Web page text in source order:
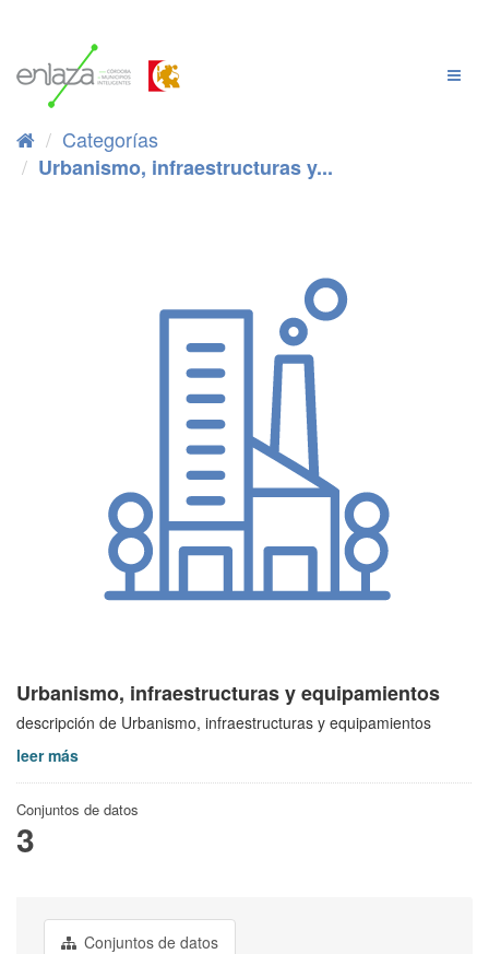
Categorías
Urbanismo, infraestructuras y...
Urbanismo, infraestructuras y equipamientos
descripción de Urbanismo, infraestructuras y equipamientos
leer más
Conjuntos de datos
3
Conjuntos de datos